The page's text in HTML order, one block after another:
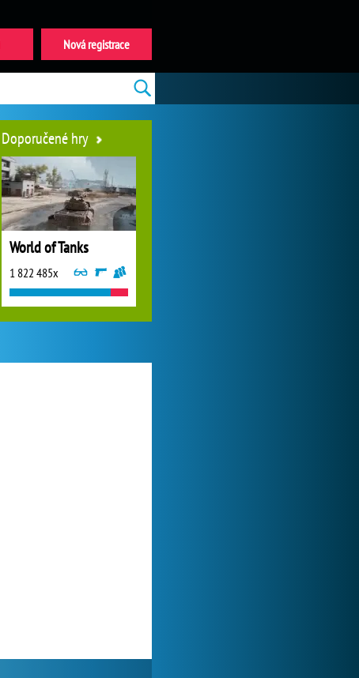
Doporučené hry
World of Tanks
1 822 485x
Nová registrace